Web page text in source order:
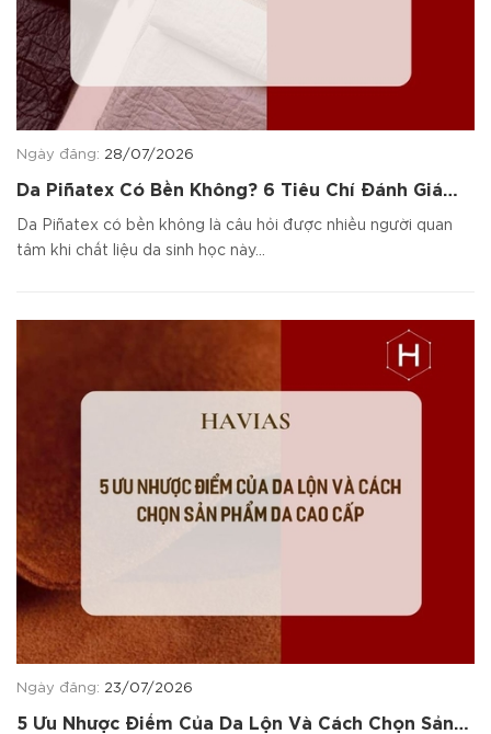
Ngày đăng: 28/07/2026
Da Piñatex Có Bền Không? 6 Tiêu Chí Đánh Giá
Chất Liệu
Da Piñatex có bền không là câu hỏi được nhiều người quan
tâm khi chất liệu da sinh học này...
Ngày đăng: 23/07/2026
5 Ưu Nhược Điểm Của Da Lộn Và Cách Chọn Sản